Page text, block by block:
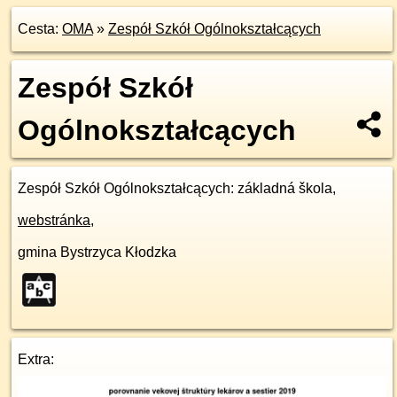
Cesta: OMA» Zespół Szkół Ogólnokształcących
Zespół Szkół
Ogólnokształcących
Zespół Szkół Ogólnokształcących: základná škola,
webstránka,
gmina Bystrzyca Kłodzka
Extra: